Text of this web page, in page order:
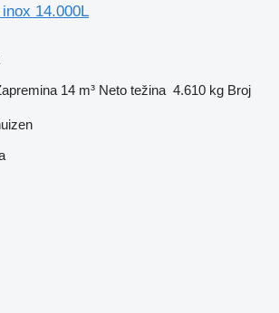
14.000L
14 m³ Neto težina 4.610 kg Broj